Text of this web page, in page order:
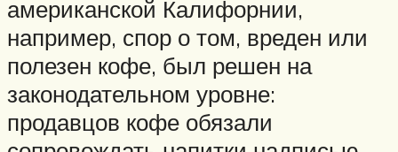
американской Калифорнии,
например, спор о том, вреден или
полезен кофе, был решен на
законодательном уровне:
продавцов кофе обязали